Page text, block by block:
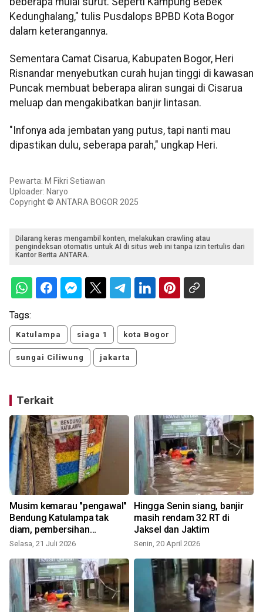
Kedunghalang," tulis Pusdalops BPBD Kota Bogor
dalam keterangannya.
Sementara Camat Cisarua, Kabupaten Bogor, Heri
Risnandar menyebutkan curah hujan tinggi di kawasan
Puncak membuat beberapa aliran sungai di Cisarua
meluap dan mengakibatkan banjir lintasan.
"Infonya ada jembatan yang putus, tapi nanti mau
dipastikan dulu, seberapa parah," ungkap Heri.
Pewarta: M Fikri Setiawan
Uploader: Naryo
Copyright © ANTARA BOGOR 2025
Dilarang keras mengambil konten, melakukan crawling atau
pengindeksan otomatis untuk AI di situs web ini tanpa izin tertulis dari
Kantor Berita ANTARA.
Tags:
Katulampa siaga 1 kota Bogor
sungai Ciliwung jakarta
Terkait
Musim kemarau "pengawal"
Bendung Katulampa tak
diam, pembersihan
sedimentasi rutin dilakukan
Selasa, 21 Juli 2026
Hingga Senin siang, banjir
masih rendam 32 RT di
Jaksel dan Jaktim
Senin, 20 April 2026